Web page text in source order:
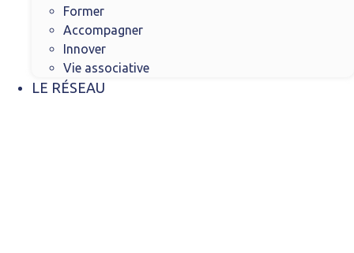
Former
Accompagner
Innover
Vie associative
LE RÉSEAU